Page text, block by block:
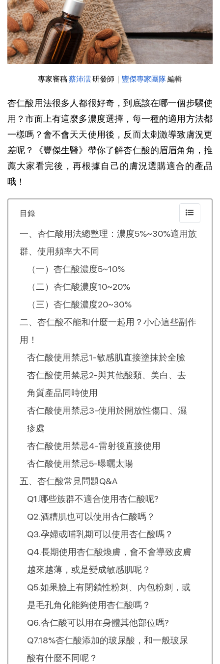
專家審稿 蔡沛澐 研發師 ｜ 豐傑專家團隊 編輯
杏仁酸用法很多人都很好奇，到底該在哪一個步驟使
用？市面上有這麼多濃度選擇，每一種的適用方法都
一樣嗎？會不會天天使用後，反而太刺激導致膚況更
差呢？《豐傑生醫》帶你了解杏仁酸的眉眉角角，推
薦大家看完後，再根據自己的膚況選購適合的產品
哦！
目錄
一、杏仁酸用法總整理：濃度5%~30%適用族
群、使用頻率大不同
（一）杏仁酸濃度5~10%
（二）杏仁酸濃度10~20%
（三）杏仁酸濃度20~30%
二、杏仁酸不能和什麼一起用？小心這些副作
用！
杏仁酸使用禁忌1-敏感肌直接塗抹於全臉
杏仁酸使用禁忌2-與其他酸類、美白、去
角質產品同時使用
杏仁酸使用禁忌3-使用於開放性傷口、濕
疹處
杏仁酸使用禁忌4-雷射後直接使用
杏仁酸使用禁忌5-曝曬太陽
五、杏仁酸常見問題Q&A
Q1.哪些族群不適合使用杏仁酸呢?
Q2.酒糟肌也可以使用杏仁酸嗎？
Q3.孕婦或哺乳期可以使用杏仁酸嗎？
Q4.長期使用杏仁酸煥膚，會不會導致皮膚
越來越薄，或是變成敏感肌呢？
Q5.如果臉上有閉鎖性粉刺、內包粉刺，或
是毛孔角化能夠使用杏仁酸嗎？
Q6.杏仁酸可以用在身體其他部位嗎?
Q7.18%杏仁酸添加的玻尿酸，和一般玻尿
酸有什麼不同呢？